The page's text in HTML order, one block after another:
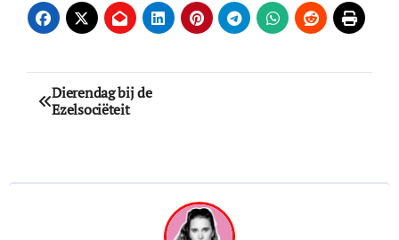
Bericht
navigatie
Dierendag bij de
Ezelsociëteit